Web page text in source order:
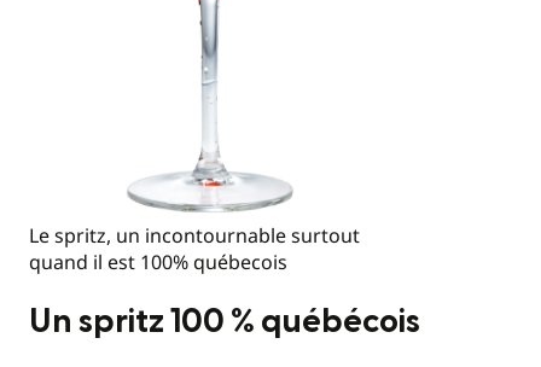
Le spritz, un incontournable surtout
quand il est 100% québecois
Un spritz 100 % québécois